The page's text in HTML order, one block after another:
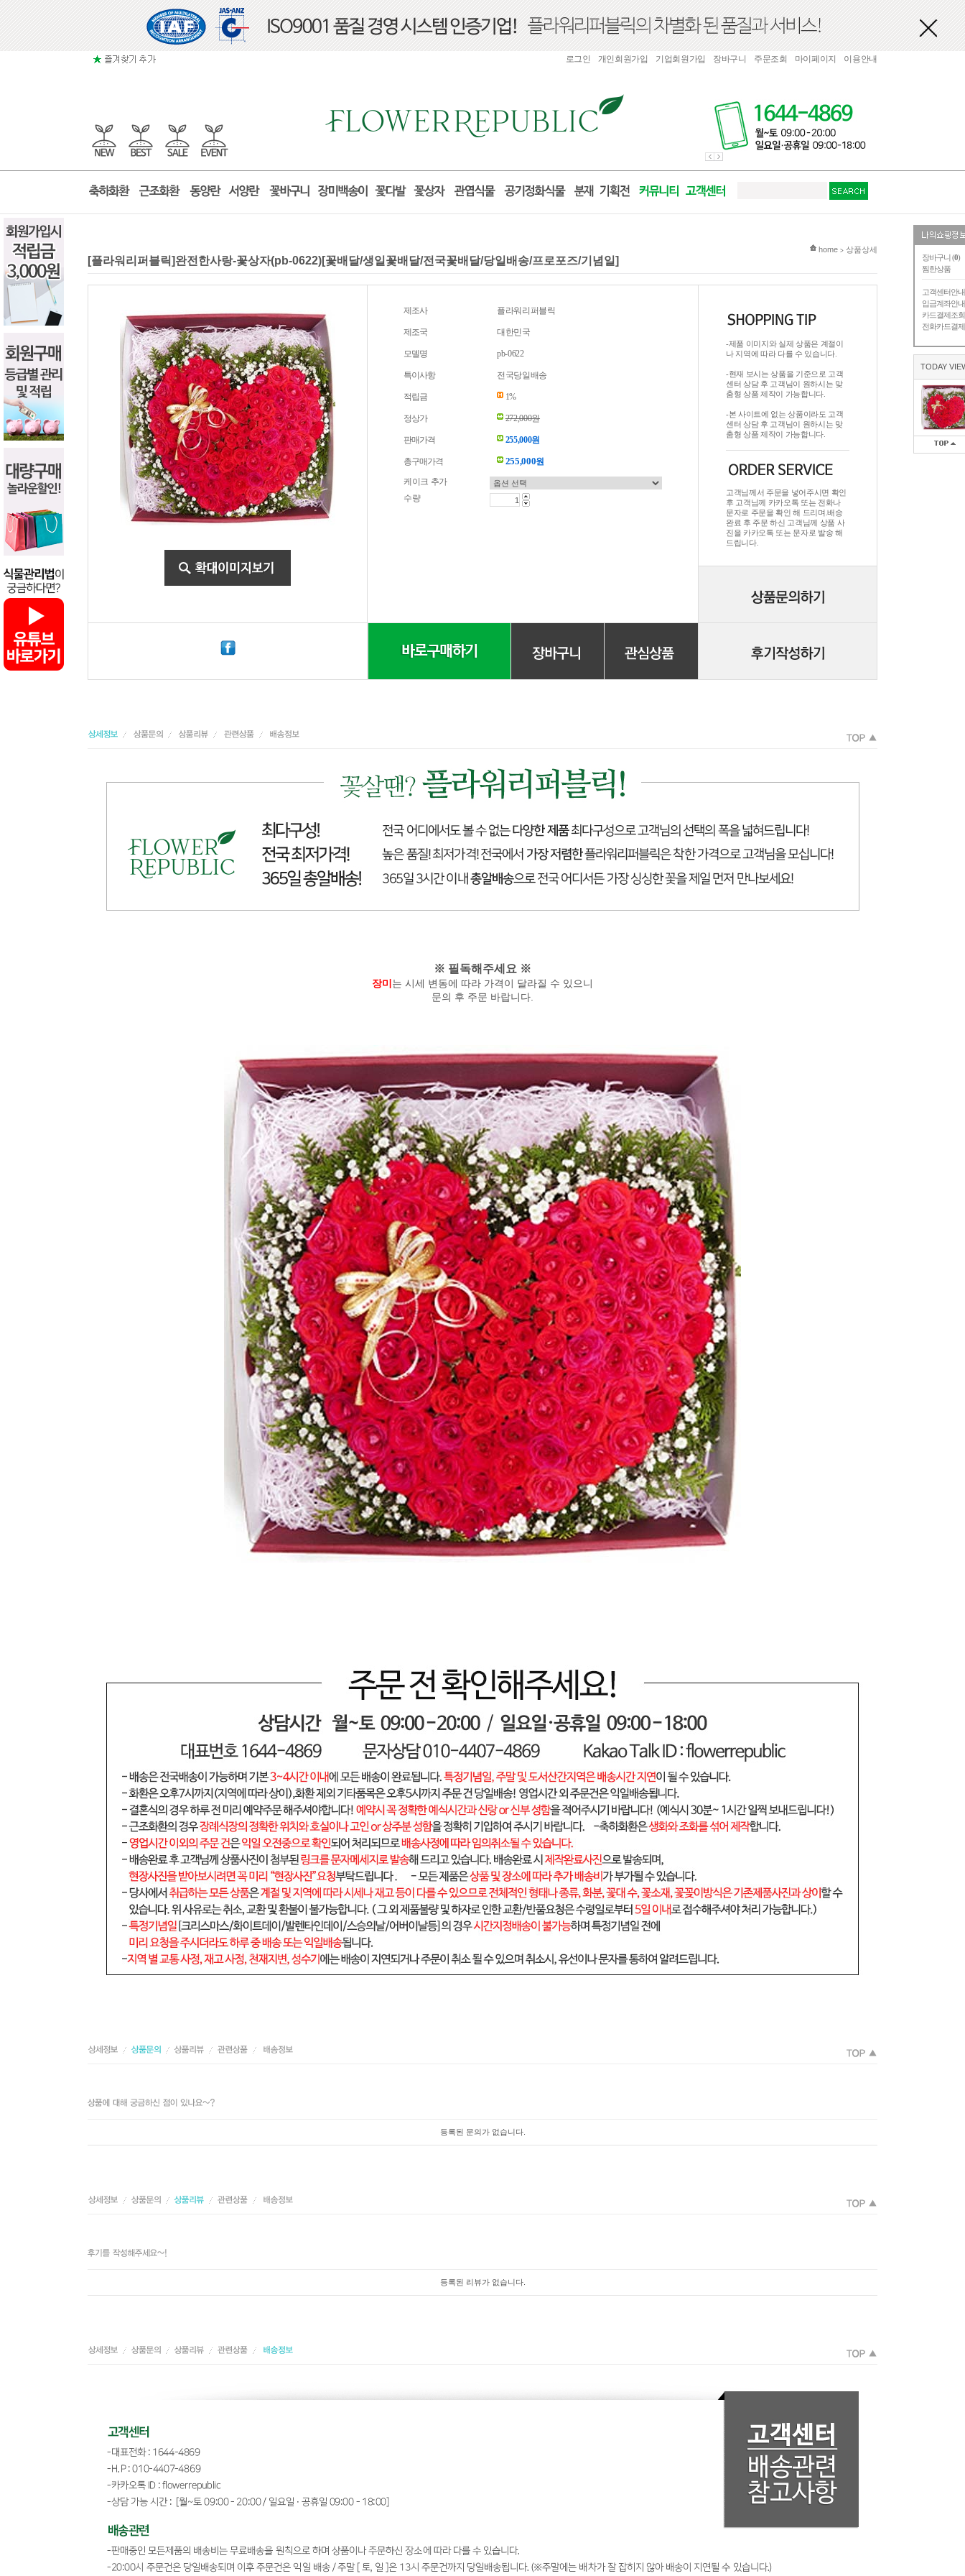
장바구니 (0)
찜한상품
고객센터안내
입금계좌안내
카드결제조회
전화카드결제
TODAY
로그인 개인회원가입 기업회원가입 장바구니 주문조회 마이페이지 이용안내
현재 위치
home > 상품상세
[플라워리퍼블릭]완전한사랑-꽃상자(pb-0622)[꽃배달/생일꽃배달/전국꽃배달/당일배송/프로포즈/기념일]
제조사 플라워리퍼블릭
제조국 대한민국
모델명 pb-0622
특이사항 전국당일배송
적립금 1%
정상가 272,000원
판매가격 255,000원
총구매가격 255,000원
케이크 추가
수량
-제품 이미지와 실제 상품은 계절이
나 지역에 따라 다를 수 있습니다.
-현재 보시는 상품을 기준으로 고객
센터 상담 후 고객님이 원하시는 맞
춤형 상품 제작이 가능합니다.
-본 사이트에 없는 상품이라도 고객
센터 상담 후 고객님이 원하시는 맞
춤형 상품 제작이 가능합니다.
고객님께서 주문을 넣어주시면 확인
후 고객님께 카카오톡 또는 전화나
문자로 주문을 확인 해 드리며.배송
완료 후 주문 하신 고객님께 상품 사
진을 카카오톡 또는 문자로 발송 해
드립니다.
※ 필독해주세요 ※
장미 는 시세 변동에 따라 가격이 달라질 수 있으니
문의 후 주문 바랍니다.
등록된 문의가 없습니다.
등록된 리뷰가 없습니다.